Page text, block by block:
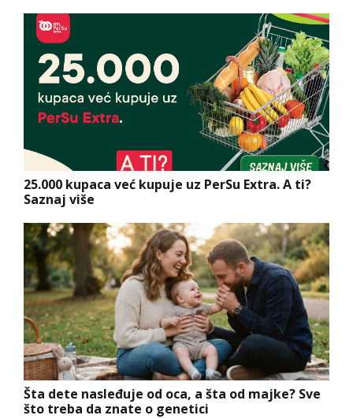
25.000 kupaca već kupuje uz PerSu Extra. A ti?
Saznaj više
Šta dete nasleđuje od oca, a šta od majke? Sve
što treba da znate o genetici